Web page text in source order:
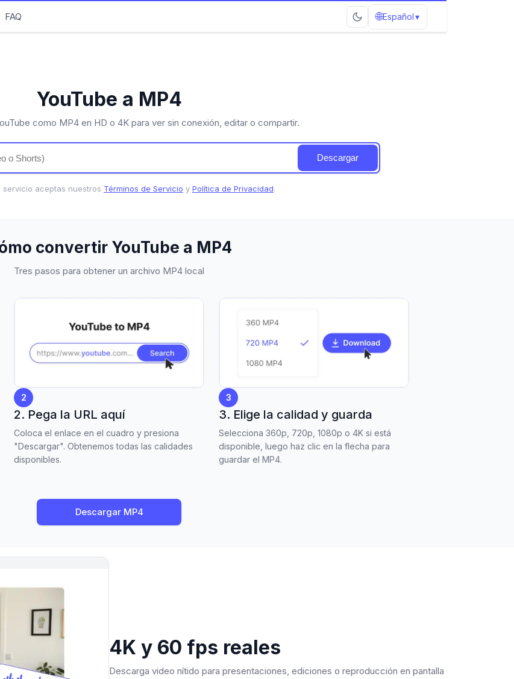
FAQ 🌐Español▾
YouTube a MP4
como MP4 en HD o 4K para ver sin conexión, editar o compartir.
Descargar
servicio aceptas nuestros Términos de Servicio y Política de Privacidad.
convertir YouTube a MP4
Tres pasos para obtener un archivo MP4 local
2
2. Pega la URL aquí
Coloca el enlace en el cuadro y presiona
"Descargar". Obtenemos todas las calidades
disponibles.
3
3. Elige la calidad y guarda
Selecciona 360p, 720p, 1080p o 4K si está
disponible, luego haz clic en la flecha para
guardar el MP4.
Descargar MP4
4K y 60 fps reales
Descarga video nítido para presentaciones, ediciones o reproducción en pantalla